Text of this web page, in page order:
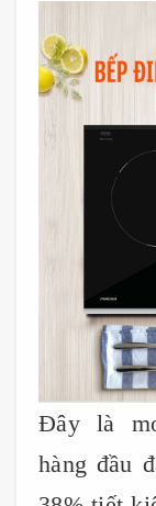
Đây là
hàng đầu